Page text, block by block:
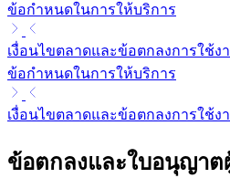
ข้อกำหนดในการให้บริการ
เงื่อนไขตลาดและข้อตกลงการใช้ง
ข้อกำหนดในการให้บริการ
เงื่อนไขตลาดและข้อตกลงการใช้ง
ข้อตกลงและใบอนุญาต